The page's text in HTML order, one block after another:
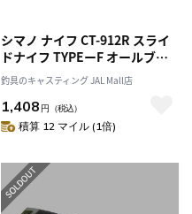
シマノ ナイフ CT-912R スライ
ドナイフ TYPEーF オールブラ
ック
釣具のキャスティング JAL Mall店
1,408 円 （税込）
積算 12 マイル (1倍)